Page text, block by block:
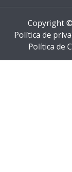
Copyright ©
Política de
Política de